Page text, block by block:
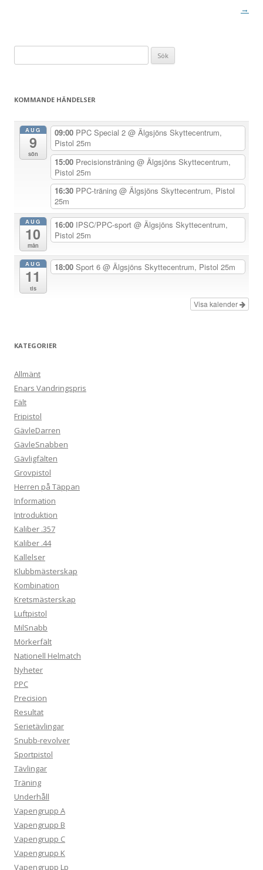
a
g
→
efter:
KOMMANDE HÄNDELSER
AUG
9
sön
09:00 PPC Special 2 @ Älgsjöns Skyttecentrum,
Pistol 25m
15:00 Precisionsträning @ Älgsjöns Skyttecentrum,
Pistol 25m
16:30 PPC-träning @ Älgsjöns Skyttecentrum, Pistol
25m
AUG
10
mån
16:00 IPSC/PPC-sport @ Älgsjöns Skyttecentrum,
Pistol 25m
AUG
11
tis
18:00 Sport 6 @ Älgsjöns Skyttecentrum, Pistol 25m
Visa kalender
KATEGORIER
Allmänt
Enars Vandringspris
Fält
Fripistol
GävleDarren
GävleSnabben
Gävligfälten
Grovpistol
Herren på Täppan
Information
Introduktion
Kaliber .357
Kaliber .44
Kallelser
Klubbmästerskap
Kombination
Kretsmästerskap
Luftpistol
MilSnabb
Mörkerfält
Nationell Helmatch
Nyheter
PPC
Precision
Resultat
Serietävlingar
Snubb-revolver
Sportpistol
Tävlingar
Träning
Underhåll
Vapengrupp A
Vapengrupp B
Vapengrupp C
Vapengrupp K
Vapengrupp Lp